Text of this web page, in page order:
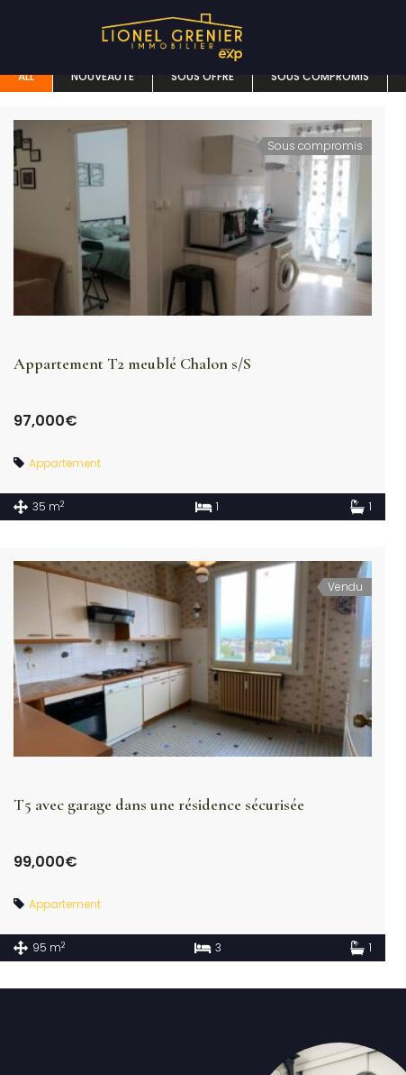
APPARTEMENT
ALL NOUVEAUTÉ SOUS OFFRE SOUS COMPROMIS
Sous compromis
Appartement T2 meublé Chalon s/S
97,000€
Appartement
35 m2 1 1
Vendu
T5 avec garage dans une résidence sécurisée
99,000€
Appartement
95 m2 3 1